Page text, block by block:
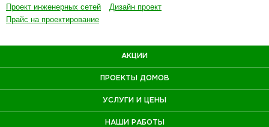
Проект инженерных сетей
Дизайн проект
Прайс на проектирование
АКЦИИ
ПРОЕКТЫ ДОМОВ
УСЛУГИ И ЦЕНЫ
НАШИ РАБОТЫ